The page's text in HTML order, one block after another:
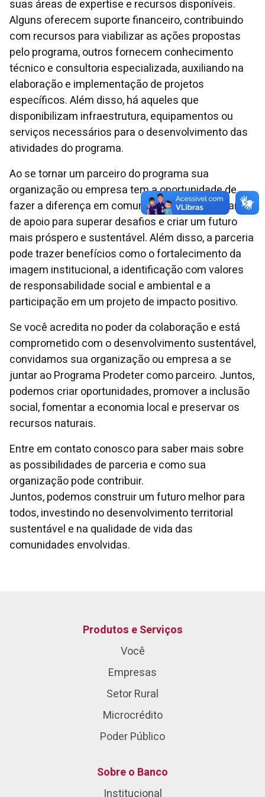
suas áreas de expertise e recursos disponíveis.
Alguns oferecem suporte financeiro, contribuindo
com recursos para viabilizar as ações propostas
pelo programa, outros fornecem conhecimento
técnico e consultoria especializada, auxiliando na
elaboração e implementação de projetos
específicos. Além disso, há aqueles que
disponibilizam infraestrutura, equipamentos ou
serviços necessários para o desenvolvimento das
atividades do programa.
Ao se tornar um parceiro do programa sua
organização ou empresa tem a oportunidade de
fazer a diferença em comunidades que precisam
de apoio para superar desafios e criar um futuro
mais próspero e sustentável. Além disso, a parceria
pode trazer benefícios como o fortalecimento da
imagem institucional, a identificação com valores
de responsabilidade social e ambiental e a
participação em um projeto de impacto positivo.
Se você acredita no poder da colaboração e está
comprometido com o desenvolvimento sustentável,
convidamos sua organização ou empresa a se
juntar ao Programa Prodeter como parceiro. Juntos,
podemos criar oportunidades, promover a inclusão
social, fomentar a economia local e preservar os
recursos naturais.
Entre em contato conosco para saber mais sobre
as possibilidades de parceria e como sua
organização pode contribuir.
Juntos, podemos construir um futuro melhor para
todos, investindo no desenvolvimento territorial
sustentável e na qualidade de vida das
comunidades envolvidas.
Produtos e Serviços
Você
Empresas
Setor Rural
Microcrédito
Poder Público
Sobre o Banco
Institucional